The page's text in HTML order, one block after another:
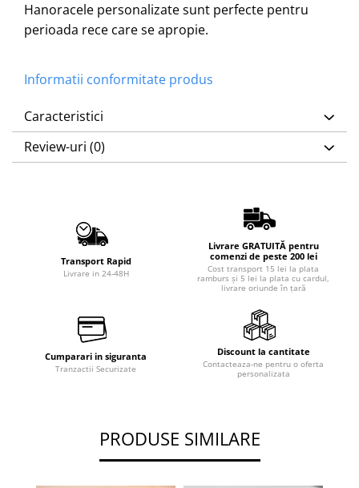
Hanoracele personalizate sunt perfecte pentru
perioada rece care se apropie.
Informatii conformitate produs
Caracteristici
Review-uri (0)
Transport Rapid
Livrare in 24-48H
Livrare GRATUITĂ pentru
comenzi de peste 200 lei
Cost transport 15 lei la plata
ramburs și 5 lei la plata cu cardul,
livrare oriunde în țară
Cumparari in siguranta
Tranzactii Securizate
Discount la cantitate
Contacteaza-ne pentru o oferta
personalizata
PRODUSE SIMILARE